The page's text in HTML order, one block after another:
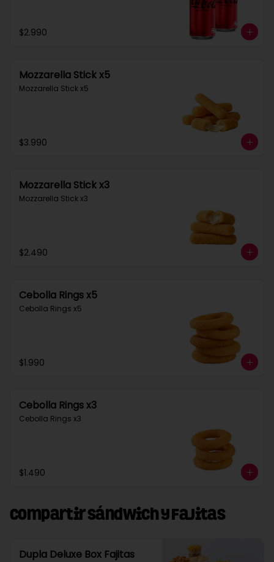
$2.990
Mozzarella Stick x5
Mozzarella Stick x5
$3.990
Mozzarella Stick x3
Mozzarella Stick x3
$2.490
Cebolla Rings x5
Cebolla Rings x5
$1.990
Cebolla Rings x3
Cebolla Rings x3
$1.490
Compartir Sándwich y Fajitas
Dupla Deluxe Box Fajitas